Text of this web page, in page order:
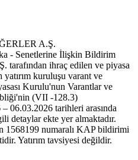
A.Ş.
- Senetlerine İlişkin Bildirim
tarafından ihraç edilen ve piyasa
yatırım kuruluşu varant ve
Kurulu'nun Varantlar ve
(VII -128.3)
06.03.2026 tarihleri arasında
detaylar ekte yer almaktadır.
1568199 numaralı KAP bildirimi
Yatırım tavsiyesi değildir.